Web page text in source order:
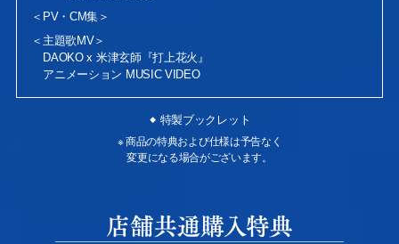
＜PV・CM集＞
＜主題歌MV＞
DAOKO x 米津玄師『打上花火』
アニメーション MUSIC VIDEO
特製ブックレット
※ 商品の特典および仕様は予告なく
変更になる場合がございます。